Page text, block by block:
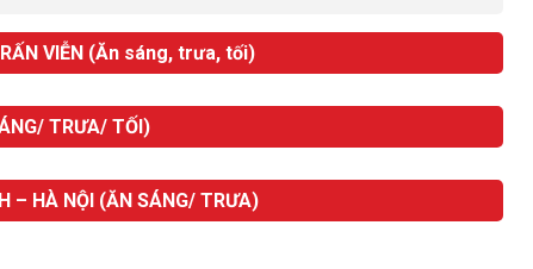
VIỄN (Ăn sáng, trưa, tối)
TRƯA/ TỐI)
– HÀ NỘI (ĂN SÁNG/ TRƯA)